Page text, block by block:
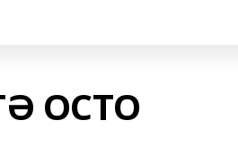
ОСТО